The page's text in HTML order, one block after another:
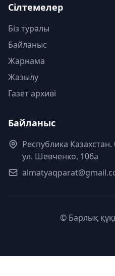
Сілтемелер
Біз туралы
Байланыс
Жарнама
Жазылу
Газет архиві
Байланыс
Республика
ул. Шевченко, 106а
© Барлық